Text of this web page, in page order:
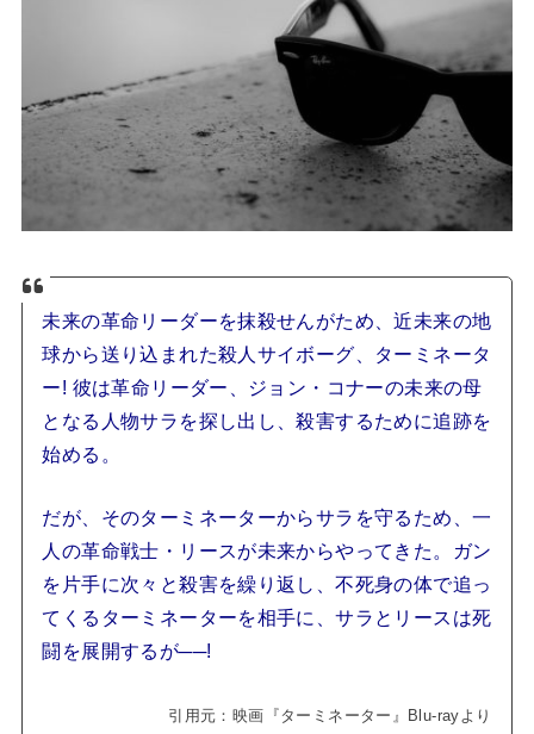
未来の革命リーダーを抹殺せんがため、近未来の地
球から送り込まれた殺人サイボーグ、ターミネータ
ー! 彼は革命リーダー、ジョン・コナーの未来の母
となる人物サラを探し出し、殺害するために追跡を
始める。
だが、そのターミネーターからサラを守るため、一
人の革命戦士・リースが未来からやってきた。ガン
を片手に次々と殺害を繰り返し、不死身の体で追っ
てくるターミネーターを相手に、サラとリースは死
闘を展開するが──!
引用元： 映画『ターミネーター』 Blu-rayより